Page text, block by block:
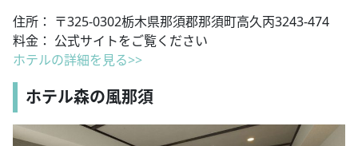
住所： 〒325-0302栃木県那須郡那須町高久丙3243-474
料金： 公式サイトをご覧ください
ホテルの詳細を見る>>
ホテル森の風那須